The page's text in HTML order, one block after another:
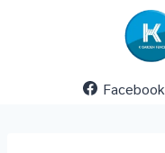
Facebook